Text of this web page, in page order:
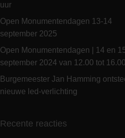
uur
Open Monumentendagen 13-14
september 2025
Open Monumentendagen | 14 en
september 2024 van 12.00 tot
Burgemeester Jan Hamming
nieuwe led-verlichting
Recente reacties